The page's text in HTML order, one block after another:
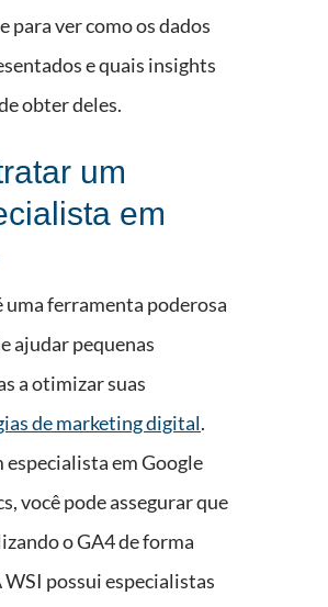
para ver como os dados
e quais insights
obter deles.
um
em
uma ferramenta poderosa
ajudar pequenas
a otimizar suas
de marketing digital.
especialista em Google
você pode assegurar que
o GA4 de forma
WSI possui especialistas